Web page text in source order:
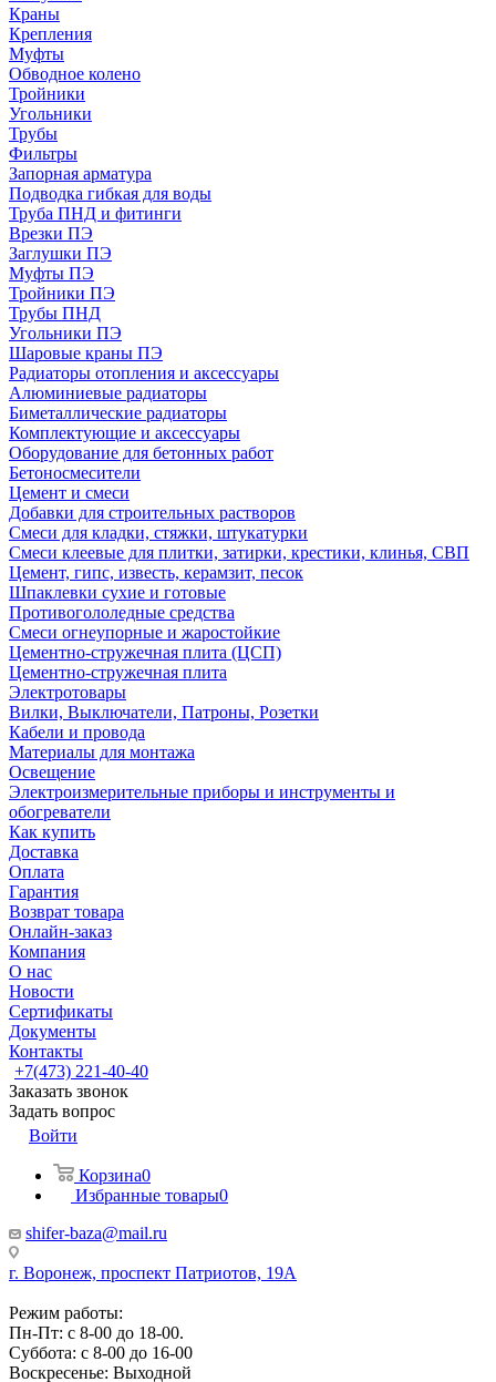
Краны
Крепления
Муфты
Обводное колено
Тройники
Угольники
Трубы
Фильтры
Запорная арматура
Подводка гибкая для воды
Труба ПНД и фитинги
Врезки ПЭ
Заглушки ПЭ
Муфты ПЭ
Тройники ПЭ
Трубы ПНД
Угольники ПЭ
Шаровые краны ПЭ
Радиаторы отопления и аксессуары
Алюминиевые радиаторы
Биметаллические радиаторы
Комплектующие и аксессуары
Оборудование для бетонных работ
Бетоносмесители
Цемент и смеси
Добавки для строительных растворов
Смеси для кладки, стяжки, штукатурки
Смеси клеевые для плитки, затирки, крестики, клинья, СВП
Цемент, гипс, известь, керамзит, песок
Шпаклевки сухие и готовые
Противогололедные средства
Смеси огнеупорные и жаростойкие
Цементно-стружечная плита (ЦСП)
Цементно-стружечная плита
Электротовары
Вилки, Выключатели, Патроны, Розетки
Кабели и провода
Материалы для монтажа
Освещение
Электроизмерительные приборы и инструменты и
обогреватели
Как купить
Доставка
Оплата
Гарантия
Возврат товара
Онлайн-заказ
Компания
О нас
Новости
Сертификаты
Документы
Контакты
+7(473) 221-40-40
Заказать звонок
Задать вопрос
Войти
Корзина0
Избранные товары0
shifer-baza@mail.ru
г. Воронеж, проспект Патриотов, 19А
Режим работы:
Пн-Пт: с 8-00 до 18-00.
Суббота: с 8-00 до 16-00
Воскресенье: Выходной